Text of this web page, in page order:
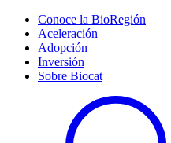
Conoce la BioRegión
Aceleración
Adopción
Inversión
Sobre Biocat